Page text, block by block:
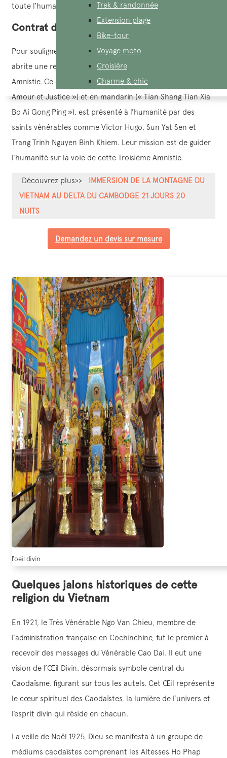
Trek & randonnée
Extension plage
Bike-tour
Voyage moto
Croisière
Charme & chic
toute l’humanité.
Contrat divin
Pour souligner cet objectif d’unité, chaque temple Cao Dai
abrite une représentation du contrat divin de la Troisième
Amnistie. Ce contrat, écrit en français (« Dieu et Humanité,
Amour et Justice ») et en mandarin (« Tian Shang Tian Xia
Bo Ai Gong Ping »), est présenté à l’humanité par des
saints vénérables comme Victor Hugo, Sun Yat Sen et
Trang Trinh Nguyen Binh Khiem. Leur mission est de guider
l’humanité sur la voie de cette Troisième Amnistie.
Découvrez plus>>
IMMERSION DE LA MONTAGNE DU
VIETNAM AU DELTA DU CAMBODGE 21 JOURS 20
NUITS
Demandez un devis sur mesure
l’oeil divin
Quelques jalons historiques de cette
religion du Vietnam
En 1921, le Très Vénérable Ngo Van Chieu, membre de
l’administration française en Cochinchine, fut le premier à
recevoir des messages du Vénérable Cao Dai. Il eut une
vision de l’Œil Divin, désormais symbole central du
Caodaïsme, figurant sur tous les autels. Cet Œil représente
le cœur spirituel des Caodaïstes, la lumière de l’univers et
l’esprit divin qui réside en chacun.
La veille de Noël 1925, Dieu se manifesta à un groupe de
médiums caodaïstes comprenant les Altesses Ho Phap